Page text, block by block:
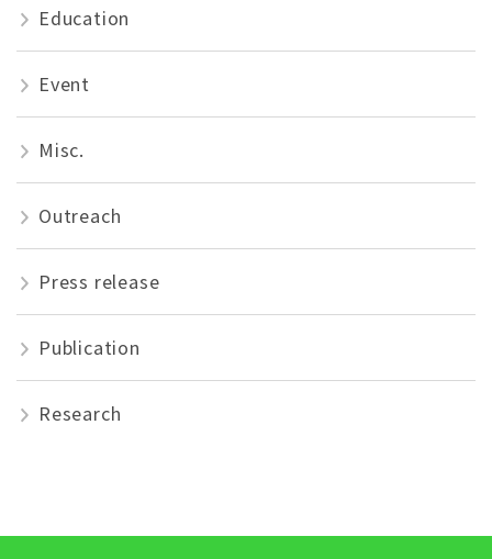
Education
Event
Misc.
Outreach
Press release
Publication
Research